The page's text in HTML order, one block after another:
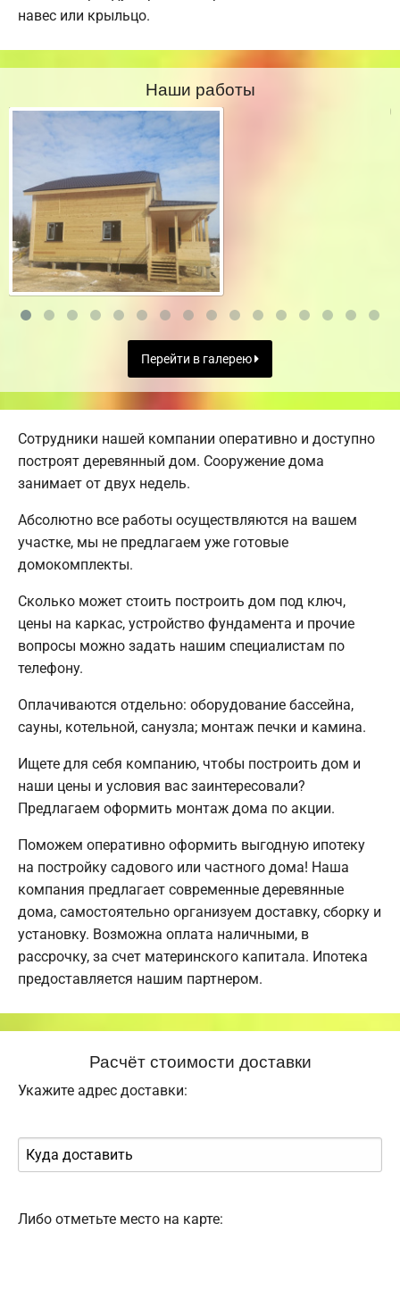
навес или крыльцо.
Наши работы
Перейти в галерею
Сотрудники нашей компании оперативно и доступно
построят деревянный дом. Сооружение дома
занимает от двух недель.
Абсолютно все работы осуществляются на вашем
участке, мы не предлагаем уже готовые
домокомплекты.
Сколько может стоить построить дом под ключ,
цены на каркас, устройство фундамента и прочие
вопросы можно задать нашим специалистам по
телефону.
Оплачиваются отдельно: оборудование бассейна,
сауны, котельной, санузла; монтаж печки и камина.
Ищете для себя компанию, чтобы построить дом и
наши цены и условия вас заинтересовали?
Предлагаем оформить монтаж дома по акции.
Поможем оперативно оформить выгодную ипотеку
на постройку садового или частного дома! Наша
компания предлагает современные деревянные
дома, самостоятельно организуем доставку, сборку и
установку. Возможна оплата наличными, в
рассрочку, за счет материнского капитала. Ипотека
предоставляется нашим партнером.
Расчёт стоимости доставки
Укажите адрес доставки:
Либо отметьте место на карте: